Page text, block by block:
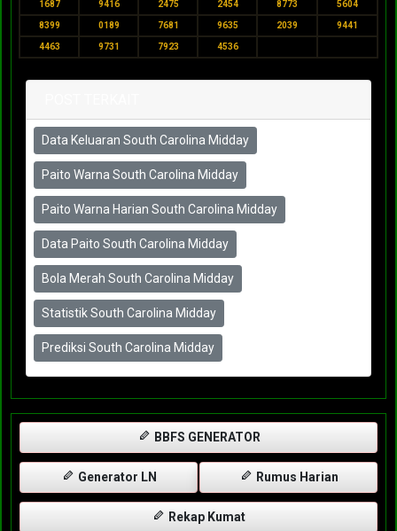
1687 9416 2475 2454 8773 5604
8399 0189 7681 9635 2039 9441
4463 9731 7923 4536
Data Keluaran South Carolina Midday
Paito Warna South Carolina Midday
Paito Warna Harian South Carolina Midday
Data Paito South Carolina Midday
Bola Merah South Carolina Midday
Statistik South Carolina Midday
Prediksi South Carolina Midday
BBFS GENERATOR
Generator LN Rumus Harian
Rekap Kumat